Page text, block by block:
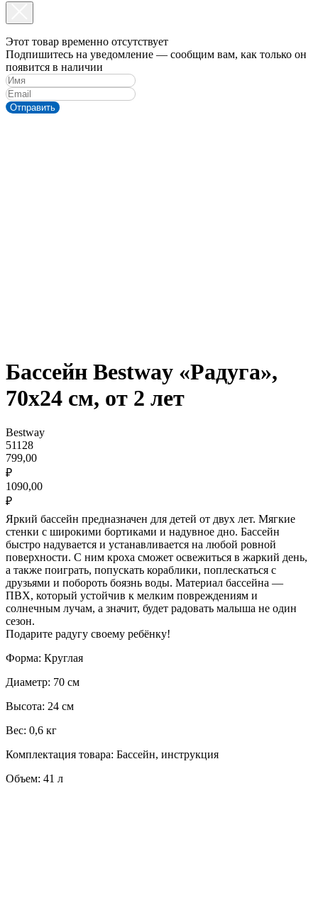
Этот товар временно отсутствует
Подпишитесь на уведомление — сообщим вам, как только он
появится в наличии
Отправить
Бассейн Bestway «Радуга»,
70х24 см, от 2 лет
Bestway
51128
799,00
₽
1090,00
₽
Яркий бассейн предназначен для детей от двух лет. Мягкие
стенки с широкими бортиками и надувное дно. Бассейн
быстро надувается и устанавливается на любой ровной
поверхности. С ним кроха сможет освежиться в жаркий день,
а также поиграть, попускать кораблики, поплескаться с
друзьями и побороть боязнь воды. Материал бассейна —
ПВХ, который устойчив к мелким повреждениям и
солнечным лучам, а значит, будет радовать малыша не один
сезон.
Подарите радугу своему ребёнку!
Форма: Круглая
Диаметр: 70 см
Высота: 24 см
Вес: 0,6 кг
Комплектация товара: Бассейн, инструкция
Объем: 41 л